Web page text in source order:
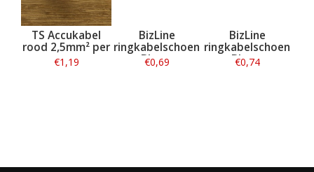
TS Accukabel
rood 2,5mm² per
meter
€1,19
BizLine
ringkabelschoen
Blauw
Geïsoleerd 1,5-
€0,69
BizLine
ringkabelschoen
Blauw
Geïsoleerd 1,5-
€0,74